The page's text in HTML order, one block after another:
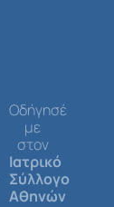
Οδήγησέ
με
στον
Ιατρικό
Σύλλογο
Αθηνών